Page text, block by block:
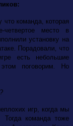
что команда, которая
четвертое место в
установку на
Порадовали, что
есть небольшие
поговорим. Но
игр, когда мы
команда тоже